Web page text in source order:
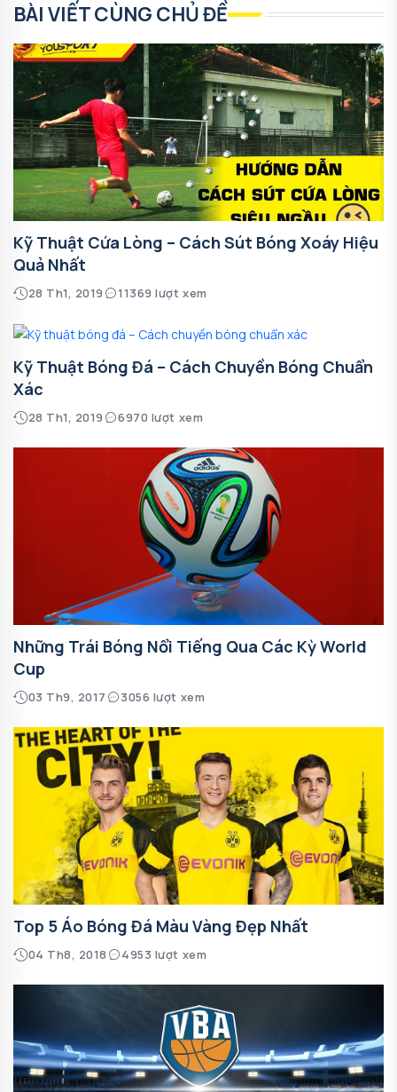
BÀI VIẾT CÙNG CHỦ ĐỀ
Kỹ Thuật Cứa Lòng – Cách Sút Bóng Xoáy Hiệu
Quả Nhất
28 Th1, 2019 11369 lượt xem
Kỹ Thuật Bóng Đá – Cách Chuyền Bóng Chuẩn
Xác
28 Th1, 2019 6970 lượt xem
Những Trái Bóng Nổi Tiếng Qua Các Kỳ World
Cup
03 Th9, 2017 3056 lượt xem
Top 5 Áo Bóng Đá Màu Vàng Đẹp Nhất
04 Th8, 2018 4953 lượt xem